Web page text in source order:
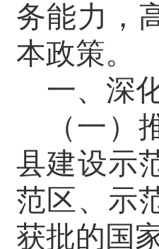
务能力，
本政策。
一、深
（一
县建设示
范区、示
获批的国